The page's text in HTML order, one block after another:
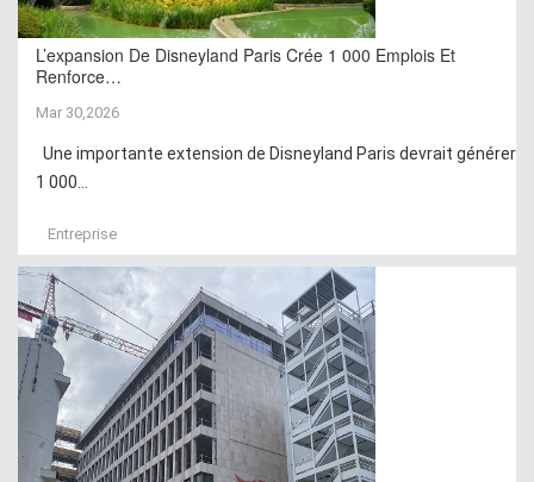
L’expansion De Disneyland Paris Crée 1 000 Emplois Et
Renforce…
Mar 30,2026
Une importante extension de Disneyland Paris devrait générer
1 000...
Entreprise